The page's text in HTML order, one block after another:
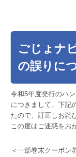
ごじょナ
の誤りに
令和5年度発行のハ
につきまして、下記
たので、訂正しお詫
この度はご迷惑をお
＜一部巻末クーポン